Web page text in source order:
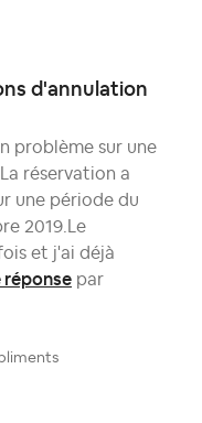
d'annulation
problème sur une
réservation a
une période du
2019.Le
et j'ai déjà
réponse par